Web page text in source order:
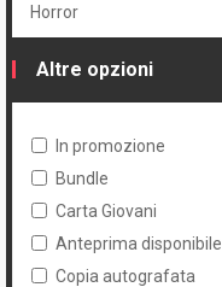
Horror
Altre opzioni
In promozione
Bundle
Carta Giovani
Anteprima disponibile
Copia autografata